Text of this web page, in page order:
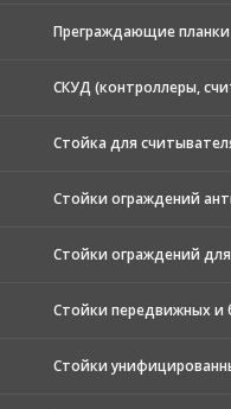
Преграждающие планки
СКУД (контроллеры,
Стойка для
Стойки ограждений
Стойки ограждений
Стойки передвижных и
Стойки